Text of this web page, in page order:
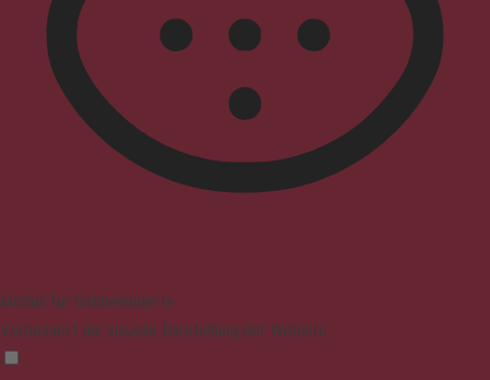
Modus für Sehbehinderte
Verbessert die visuelle Darstellung der Website